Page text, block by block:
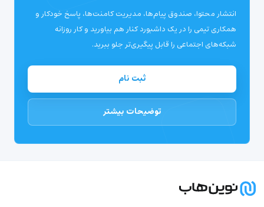
انتشار محتوا، صندوق پیام‌ها، مدیریت کامنت‌ها، پاسخ خودکار و
همکاری تیمی را در یک داشبورد کنار هم بیاورید و کار روزانه
شبکه‌های اجتماعی را قابل پیگیری‌تر جلو ببرید.
ثبت نام
توضیحات بیشتر